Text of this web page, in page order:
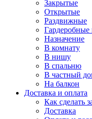
Закрытые
Открытые
Раздвижные
Назначение
В комнату
В нишу
В спальню
В частный
На балкон
Доставка и оплата
Как сделать
Доставка